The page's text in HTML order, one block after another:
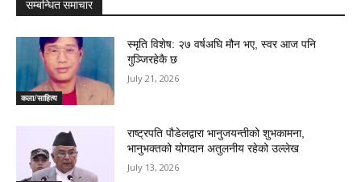
सम्बन्धित समाचार
कला/साहित्य
स्मृति विशेष: २७ वर्षअघि मौन भए, स्वर आज पनि
गुञ्जिरहेकै छ
July 21, 2026
राष्ट्रपति पौडेलद्वारा भानुजयन्तीको शुभकामना,
भानुभक्तको योगदान अतुलनीय रहेको उल्लेख
July 13, 2026